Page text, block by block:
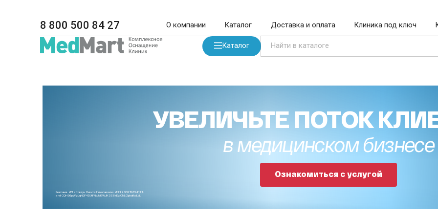
8 800 500 84 27 О компании Каталог Доставка и оплата Клиника под ключ
Каталог
УВЕЛИЧЬТЕ ПОТОК
в медицинском бизнесе
Ознакомиться с услугой
Реклама. ИП «Ковтун Никита Николаевич» ИНН 230215654199.
erid CQH36pWzJqN3F4D9iFNoJoKWJK3S8xEzjCNLGpkafkoLdL